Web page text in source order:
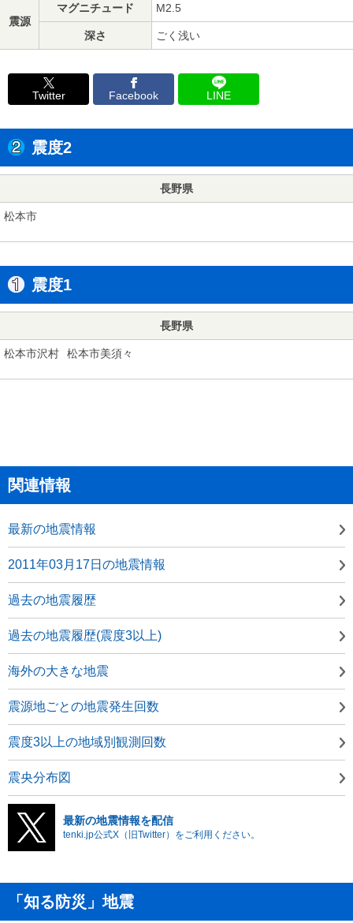
震源
マグニチュード M2.5
深さ ごく浅い
Twitter Facebook LINE
震度2
長野県
松本市
震度1
長野県
松本市沢村 松本市美須々
関連情報
最新の地震情報
2011年03月17日の地震情報
過去の地震履歴
過去の地震履歴(震度3以上)
海外の大きな地震
震源地ごとの地震発生回数
震度3以上の地域別観測回数
震央分布図
最新の地震情報を配信
tenki.jp公式X（旧Twitter）をご利用ください。
「知る防災」地震